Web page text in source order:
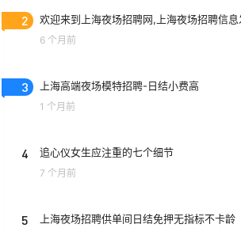
2 欢迎来到上海夜场招聘网,上海夜场招聘信息
6 个月前
3 上海高端夜场模特招聘-日结小费高
1 个月前
4 追心仪女生应注重的七个细节
7 个月前
5 上海夜场招聘供单间日结免押无指标不卡龄